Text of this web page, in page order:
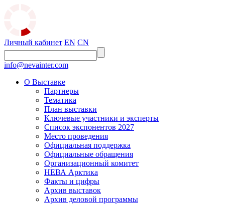
Личный кабинет EN CN
info@nevainter.com
О Выставке
Партнеры
Тематика
План выставки
Ключевые участники и эксперты
Список экспонентов 2027
Место проведения
Официальная поддержка
Официальные обращения
Организационный комитет
НЕВА Арктика
Факты и цифры
Архив выставок
Архив деловой программы